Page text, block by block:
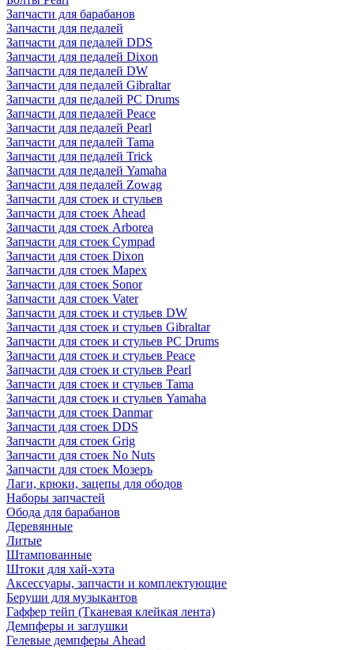
Запчасти для барабанов
Запчасти для педалей
Запчасти для педалей DDS
Запчасти для педалей Dixon
Запчасти для педалей DW
Запчасти для педалей Gibraltar
Запчасти для педалей PC Drums
Запчасти для педалей Peace
Запчасти для педалей Pearl
Запчасти для педалей Tama
Запчасти для педалей Trick
Запчасти для педалей Yamaha
Запчасти для педалей Zowag
Запчасти для стоек и стульев
Запчасти для стоек Ahead
Запчасти для стоек Arborea
Запчасти для стоек Cympad
Запчасти для стоек Dixon
Запчасти для стоек Mapex
Запчасти для стоек Sonor
Запчасти для стоек Vater
Запчасти для стоек и стульев DW
Запчасти для стоек и стульев Gibraltar
Запчасти для стоек и стульев PC Drums
Запчасти для стоек и стульев Peace
Запчасти для стоек и стульев Pearl
Запчасти для стоек и стульев Tama
Запчасти для стоек и стульев Yamaha
Запчасти для стоек Danmar
Запчасти для стоек DDS
Запчасти для стоек Grig
Запчасти для стоек No Nuts
Запчасти для стоек Мозеръ
Лаги, крюки, зацепы для ободов
Наборы запчастей
Обода для барабанов
Деревянные
Литые
Штампованные
Штоки для хай-хэта
Аксессуары, запчасти и комплектующие
Беруши для музыкантов
Гаффер тейп (Тканевая клейкая лента)
Демпферы и заглушки
Гелевые демпферы Ahead